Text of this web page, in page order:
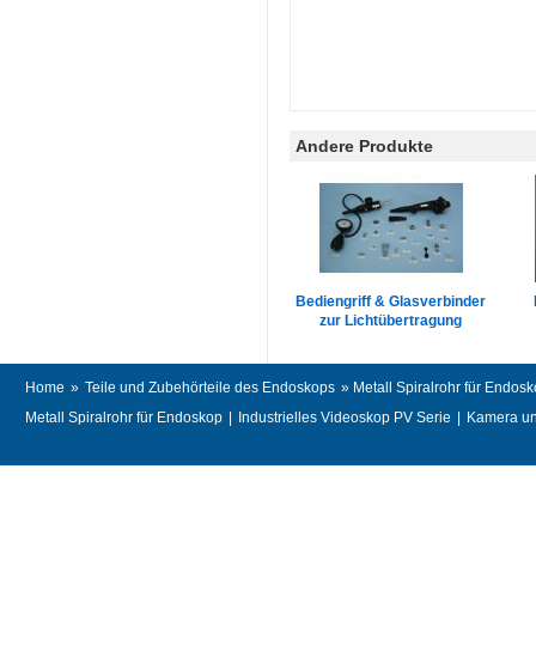
Andere Produkte
Bediengriff & Glasverbinder
zur Lichtübertragung
Home » Teile und Zubehörteile des Endoskops » Metall Spiralrohr für
Metall Spiralrohr für Endoskop
Industrielles Videoskop PV Serie Kamera